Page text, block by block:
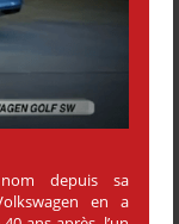
depuis sa
en a